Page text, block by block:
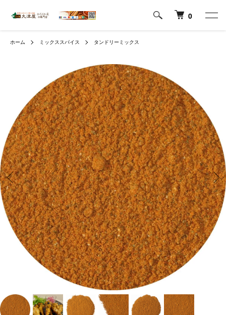
0
ホーム ミックススパイス タンドリーミックス